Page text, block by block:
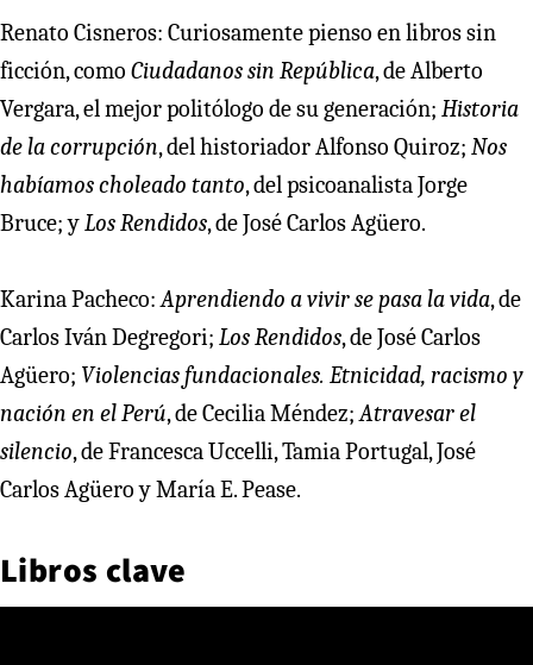
Renato Cisneros: Curiosamente pienso en libros sin
ficción, como Ciudadanos sin República, de Alberto
Vergara, el mejor politólogo de su generación; Historia
de la corrupción, del historiador Alfonso Quiroz; Nos
habíamos choleado tanto, del psicoanalista Jorge
Bruce; yLos Rendidos, de José Carlos Agüero.
Karina Pacheco:Aprendiendo a vivir se pasa la vida, de
Carlos Iván Degregori; Los Rendidos, de José Carlos
Agüero; Violencias fundacionales. Etnicidad, racismo y
nación en el Perú, de Cecilia Méndez;Atravesar el
silencio, de Francesca Uccelli, Tamia Portugal, José
Carlos Agüero y María E. Pease.
Libros clave